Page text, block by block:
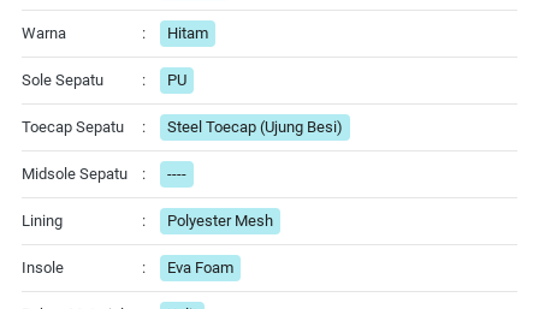
Warna : Hitam
Sole Sepatu : PU
Toecap Sepatu : Steel Toecap (Ujung Besi)
Midsole Sepatu : ----
Lining : Polyester Mesh
Insole : Eva Foam